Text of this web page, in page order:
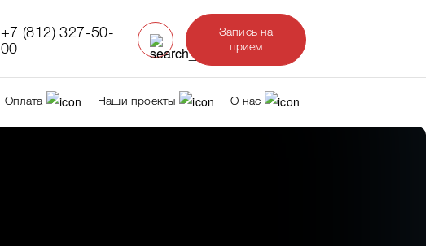
+7 (812) 327-50-
00
Запись на
прием
Оплата Наши проекты О нас